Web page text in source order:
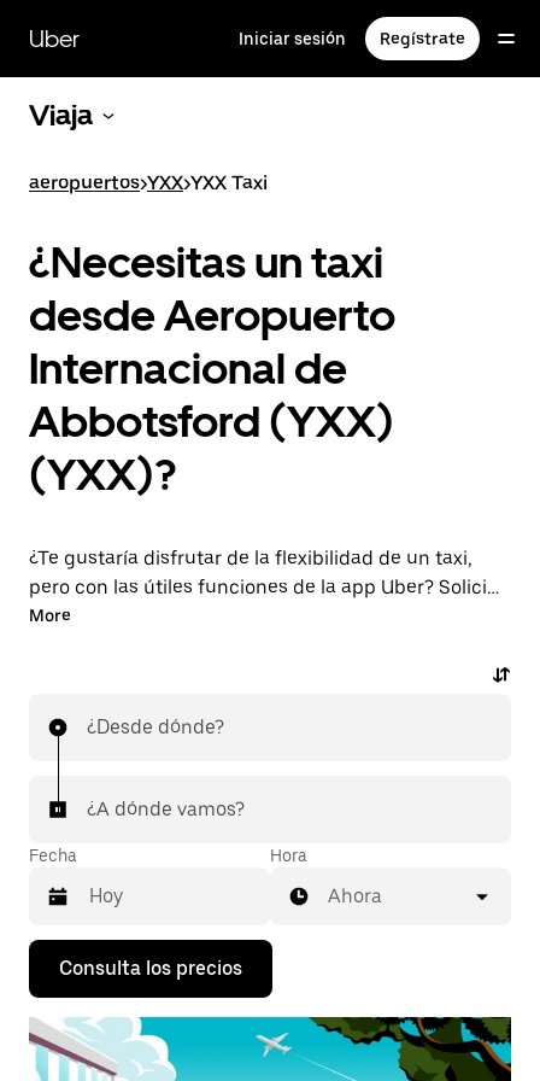
contenido
principal
Uber Iniciar sesión Regístrate
Viaja
aeropuertos>YXX>YXX Taxi
¿Necesitas un taxi
desde Aeropuerto
Internacional de
Abbotsford (YXX)
(YXX)?
¿Te gustaría disfrutar de la flexibilidad de un taxi,
pero con las útiles funciones de la app Uber? Solicita
un viaje con la app desde o hacia el aeropuerto YXX.
reserva a cualquier hora del día desde la app o la web
asequibles, para cada viaje. Tu viaje al aeropuerto, al
More
¿Desde dónde?
¿A dónde vamos?
Fecha
Pulsa
flecha
hacia
abajo
para
Hora
Ahora
Consulta los precios